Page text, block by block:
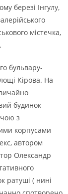
березi Iнгулу,
мiстечка,
бульвару-
Кiрова. На
будинок
з
корпусами
автором
Олександр
ратушi ( нинi